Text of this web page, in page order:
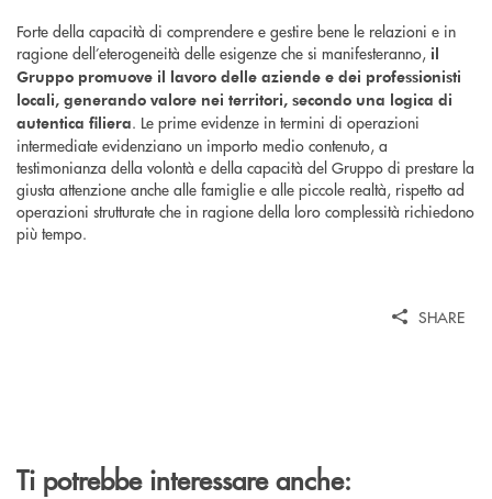
Forte della capacità di comprendere e gestire bene le relazioni e in
ragione dell’eterogeneità delle esigenze che si manifesteranno, il
Gruppo promuove il lavoro delle aziende e dei professionisti
locali, generando valore nei territori, secondo una logica di
autentica filiera. Le prime evidenze in termini di operazioni
intermediate evidenziano un importo medio contenuto, a
testimonianza della volontà e della capacità del Gruppo di prestare la
giusta attenzione anche alle famiglie e alle piccole realtà, rispetto ad
operazioni strutturate che in ragione della loro complessità richiedono
più tempo.
SHARE
Ti potrebbe interessare anche: